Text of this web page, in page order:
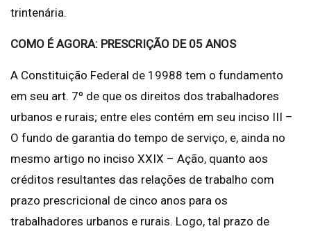
trintenária.
COMO É AGORA: PRESCRIÇÃO DE 05 ANOS
A Constituição Federal de 19988 tem o fundamento
em seu art. 7º de que os direitos dos trabalhadores
urbanos e rurais; entre eles contém em seu inciso III –
O fundo de garantia do tempo de serviço, e, ainda no
mesmo artigo no inciso XXIX – Ação, quanto aos
créditos resultantes das relações de trabalho com
prazo prescricional de cinco anos para os
trabalhadores urbanos e rurais. Logo, tal prazo de